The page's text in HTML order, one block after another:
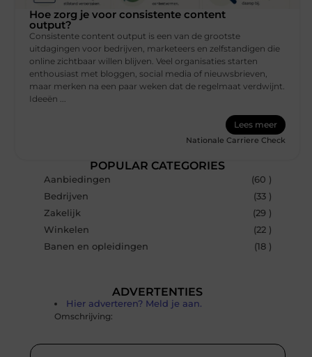
POPULAR CATEGORIES
Aanbiedingen
(60 )
Bedrijven
(33 )
Zakelijk
(29 )
Winkelen
(22 )
Banen en opleidingen
(18 )
ADVERTENTIES
Hier adverteren? Meld je aan.
Omschrijving:
Hoe zorg je voor consistente content
output?
Consistente content output is een van de grootste
uitdagingen voor bedrijven, marketeers en zelfstandigen die
online zichtbaar willen blijven. Veel organisaties starten
enthousiast met bloggen, social media of nieuwsbrieven,
maar merken na een paar weken dat de regelmaat verdwijnt.
Ideeën ...
Lees meer
Nationale Carriere Check